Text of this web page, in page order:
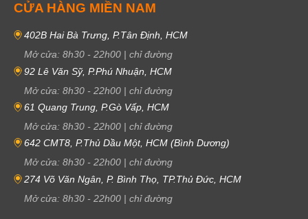
CỬA HÀNG MIỀN NAM
402B Hai Bà Trưng, P.Tân Định, HCM
Mở cửa: 8h30 - 22h00 | chỉ đường
92 Lê Văn Sỹ, P.Phú Nhuận, HCM
Mở cửa: 8h30 - 22h00 | chỉ đường
61 Quang Trung, P.Gò Vấp, HCM
Mở cửa: 8h30 - 22h00 | chỉ đường
642 CMT8, P.Thủ Dầu Một, HCM (Bình Dương)
Mở cửa: 8h30 - 22h00 | chỉ đường
274 Võ Văn Ngân, P. Bình Thọ, TP.Thủ Đức, HCM
Mở cửa: 8h30 - 22h00 | chỉ đường